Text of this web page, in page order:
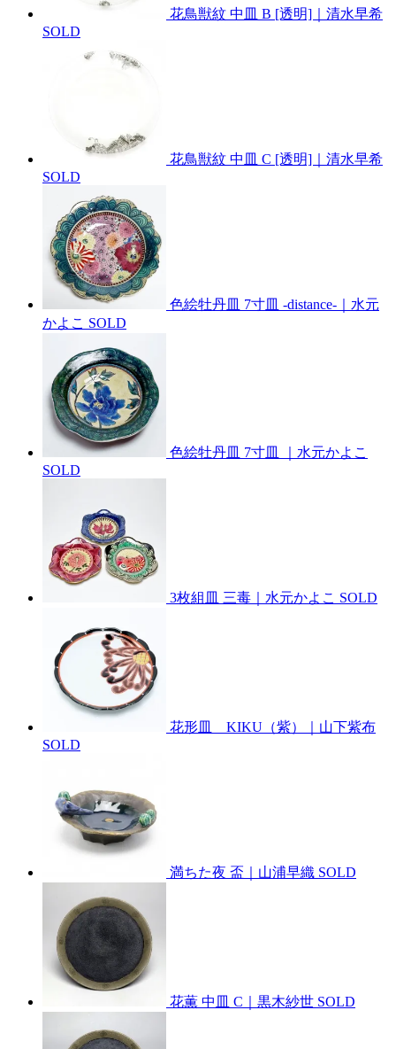
花鳥獣紋 中皿 B [透明]｜清水早希
SOLD
花鳥獣紋 中皿 C [透明]｜清水早希
SOLD
色絵牡丹皿 7寸皿 -distance-｜水元
かよこ SOLD
色絵牡丹皿 7寸皿 ｜水元かよこ
SOLD
3枚組皿 三毒｜水元かよこ SOLD
花形皿 KIKU（紫）｜山下紫布
SOLD
満ちた夜 盃｜山浦早織 SOLD
花薫 中皿 C｜黒木紗世 SOLD